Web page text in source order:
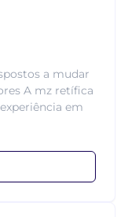
a mudar
A mz retífica
em